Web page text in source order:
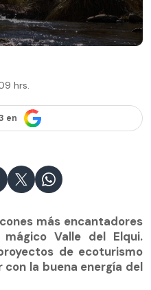
hrs.
en
más encantadores
Valle del Elqui.
de ecoturismo
la buena energía del